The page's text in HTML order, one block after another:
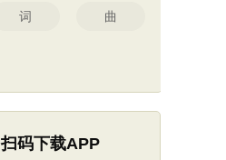
词 曲
扫码下载APP